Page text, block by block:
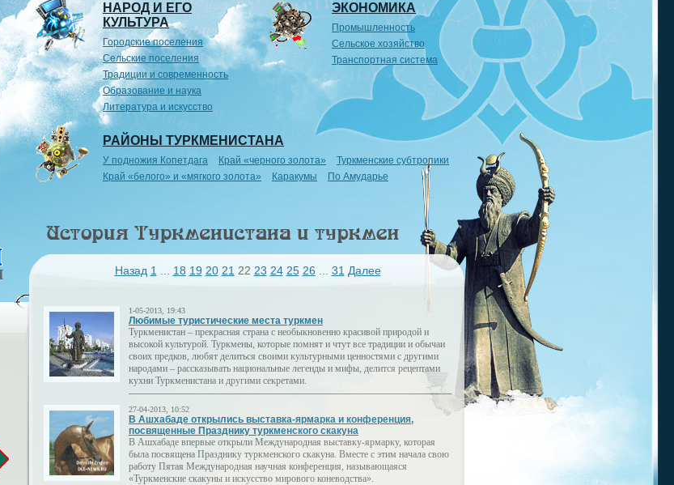
НАРОД И ЕГО
КУЛЬТУРА
Городские поселения
Сельские поселения
Традиции и современность
Образование и наука
Литература и искусство
ЭКОНОМИКА
Промышленность
Сельское хозяйство
Транспортная система
РАЙОНЫ ТУРКМЕНИСТАНА
У подножия Копетдага Край «черного золота»
Туркменские субтропики
Край «белого» и «мягкого золота»
Каракумы По Амударье
Назад 1 18 19 20 21 22 23 24 25 26 31 Далее
1-05-2013, 19:43
Любимые туристические места туркмен
Туркменистан – прекрасная страна с необыкновенно красивой природой и
высокой культурой. Туркмены, которые помнят и чтут все традиции и обычаи
своих предков, любят делиться своими культурными ценностями с другими
народами – рассказывать национальные легенды и мифы, делится рецептами
кухни Туркменистана и другими секретами.
27-04-2013, 10:52
В Ашхабаде открылись выставка-ярмарка и конференция,
посвященные Празднику туркменского скакуна
В Ашхабаде впервые открыли Международная выставку-ярмарку, которая
была посвящена Празднику туркменского скакуна. Вместе с этим начала свою
работу Пятая Международная научная конференция, называющаяся
«Туркменские скакуны и искусство мирового коневодства».